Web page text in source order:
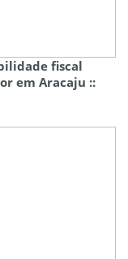
fiscal
em Aracaju ::